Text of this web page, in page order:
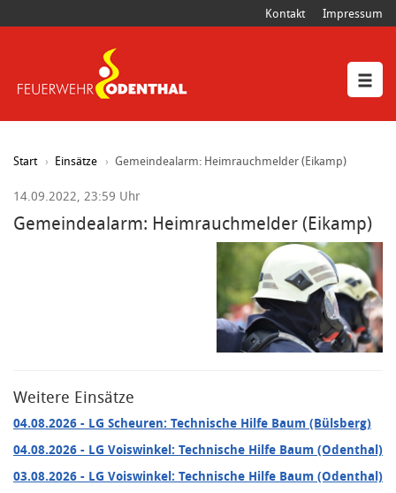
Kontakt Impressum
Start Einsätze Gemeindealarm: Heimrauchmelder (Eikamp)
14.09.2022, 23:59 Uhr
Gemeindealarm: Heimrauchmelder (Eikamp)
Weitere Einsätze
04.08.2026 - LG Scheuren: Technische Hilfe Baum (Bülsberg)
04.08.2026 - LG Voiswinkel: Technische Hilfe Baum (Odenthal)
03.08.2026 - LG Voiswinkel: Technische Hilfe Baum (Odenthal)